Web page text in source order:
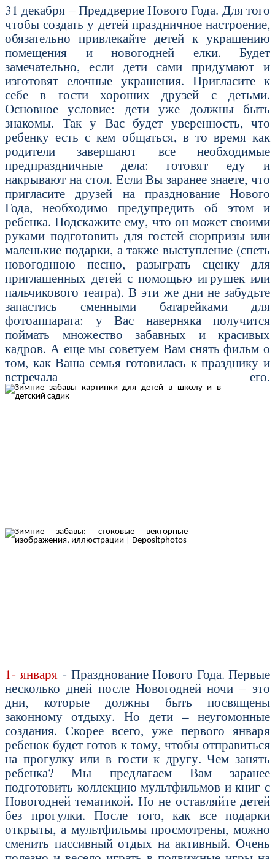
31 декабря – Преддверие Нового Года. Для того
чтобы создать у детей праздничное настроение,
обязательно привлекайте детей к украшению
помещения и новогодней елки. Будет
замечательно, если дети сами придумают и
изготовят елочные украшения. Пригласите к
себе в гости хороших друзей с детьми.
Основное условие: дети уже должны быть
знакомы. Так у Вас будет уверенность, что
ребенку есть с кем общаться, в то время как
родители завершают все необходимые
предпраздничные дела: готовят еду и
накрывают на стол. Если Вы заранее знаете, что
пригласите друзей на празднование Нового
Года, необходимо предупредить об этом и
ребенка. Подскажите ему, что он может своими
руками подготовить для гостей сюрпризы или
маленькие подарки, а также выступление (спеть
новогоднюю песню, разыграть сценку для
приглашенных детей с помощью игрушек или
пальчикового театра). В эти же дни не забудьте
запастись сменными батарейками для
фотоаппарата: у Вас наверняка получится
поймать множество забавных и красивых
кадров. А еще мы советуем Вам снять фильм о
том, как Ваша семья готовилась к празднику и
встречала его.
1- января- Празднование Нового Года. Первые
несколько дней после Новогодней ночи – это
дни, которые должны быть посвящены
законному отдыху. Но дети – неугомонные
создания. Скорее всего, уже первого января
ребенок будет готов к тому, чтобы отправиться
на прогулку или в гости к другу. Чем занять
ребенка? Мы предлагаем Вам заранее
подготовить коллекцию мультфильмов и книг с
Новогодней тематикой. Но не оставляйте детей
без прогулки. После того, как все подарки
открыты, а мультфильмы просмотрены, можно
сменить пассивный отдых на активный. Очень